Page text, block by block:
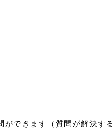
できます（質問が解決す